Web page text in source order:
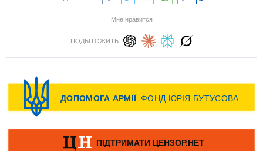
Мне нравится
ПОДЫТОЖИТЬ: